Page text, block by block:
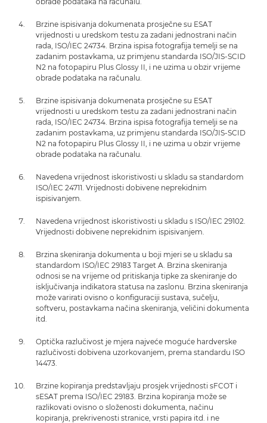
Brzine ispisivanja dokumenata prosječne su ESAT
vrijednosti u uredskom testu za zadani jednostrani način
rada, ISO/IEC 24734. Brzina ispisa fotografija temelji se na
zadanim postavkama, uz primjenu standarda ISO/JIS-SCID
N2 na fotopapiru Plus Glossy II, i ne uzima u obzir vrijeme
obrade podataka na računalu.
Brzine ispisivanja dokumenata prosječne su ESAT
vrijednosti u uredskom testu za zadani jednostrani način
rada, ISO/IEC 24734. Brzina ispisa fotografija temelji se na
zadanim postavkama, uz primjenu standarda ISO/JIS-SCID
N2 na fotopapiru Plus Glossy II, i ne uzima u obzir vrijeme
obrade podataka na računalu.
Navedena vrijednost iskoristivosti u skladu sa standardom
ISO/IEC 24711. Vrijednosti dobivene neprekidnim
ispisivanjem.
Navedena vrijednost iskoristivosti u skladu s ISO/IEC 29102.
Vrijednosti dobivene neprekidnim ispisivanjem.
Brzina skeniranja dokumenta u boji mjeri se u skladu sa
standardom ISO/IEC 29183 Target A. Brzina skeniranja
odnosi se na vrijeme od pritiskanja tipke za skeniranje do
isključivanja indikatora statusa na zaslonu. Brzina skeniranja
može varirati ovisno o konfiguraciji sustava, sučelju,
softveru, postavkama načina skeniranja, veličini dokumenta
itd.
Optička razlučivost je mjera najveće moguće hardverske
razlučivosti dobivena uzorkovanjem, prema standardu ISO
14473.
Brzine kopiranja predstavljaju prosjek vrijednosti sFCOT i
sESAT prema ISO/IEC 29183. Brzina kopiranja može se
razlikovati ovisno o složenosti dokumenta, načinu
kopiranja, prekrivenosti stranice, vrsti papira itd. i ne